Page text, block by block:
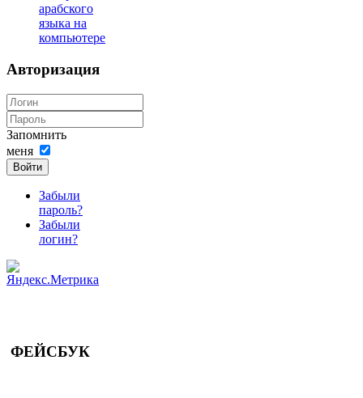
арабского
языка на
компьютере
Авторизация
Запомнить
меня
Войти
Забыли
пароль?
Забыли
логин?
ФЕЙСБУК